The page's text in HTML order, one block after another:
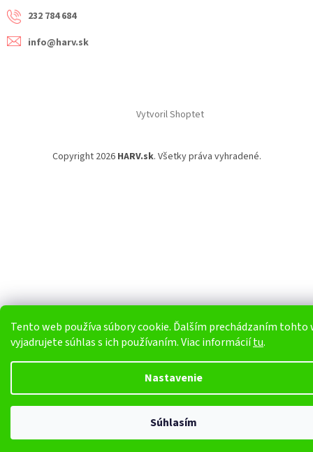
Tento web používa súbory cookie. Ďalším prechádzaním tohto
vyjadrujete súhlas s ich používaním. Viac informáciítu.
Nastavenie
Súhlasím
232 784 684
info@harv.sk
Vytvoril Shoptet
Copyright 2026 HARV.sk. Všetky práva vyhradené.